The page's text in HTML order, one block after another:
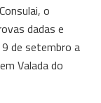
o
dadas e
de setembro a
Valada do